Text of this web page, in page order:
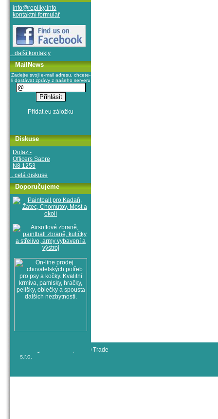
info@repliky.info
kontaktní formulář
.. další kontakty
MailNews
Zadejte svoji e-mail adresu, chcete-
li dostávat zprávy z našeho serveru
Diskuse
Dotaz -
Officers Sabre
N8 1253
.. celá diskuse
Doporučujeme
© All rights reserved, RYJO Trade
s.r.o.